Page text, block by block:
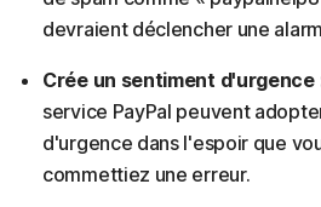
devraient déclencher une
Crée un sentiment d'urgence
service PayPal peuvent
d'urgence dans l'espoir que
commettiez une erreur.